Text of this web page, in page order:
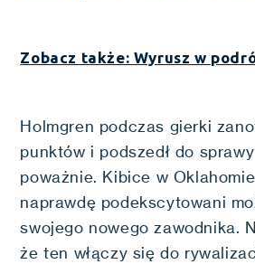
Zobacz także: Wyrusz w
Holmgren podczas gierki
punktów i podszedł do
poważnie. Kibice w
naprawdę podekscytowani
swojego nowego zawodnika.
że ten włączy się do